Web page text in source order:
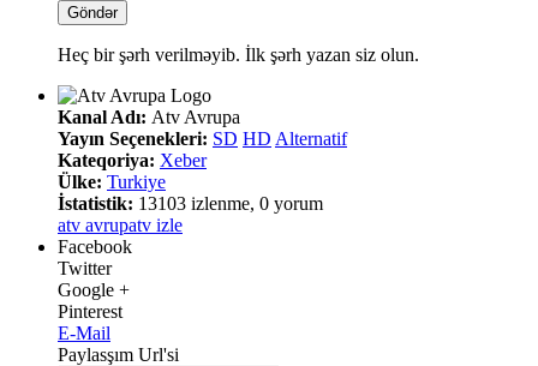
Heç bir şərh verilməyib. İlk şərh yazan siz olun.
Kanal Adı: Atv Avrupa
Yayın Seçenekleri: SD HD Alternatif
Kateqoriya: Xeber
Ülke: Turkiye
İstatistik: 13103 izlenme, 0 yorum
atv avrupatv izle
Facebook
Twitter
Google +
Pinterest
E-Mail
Paylasşım Url'si